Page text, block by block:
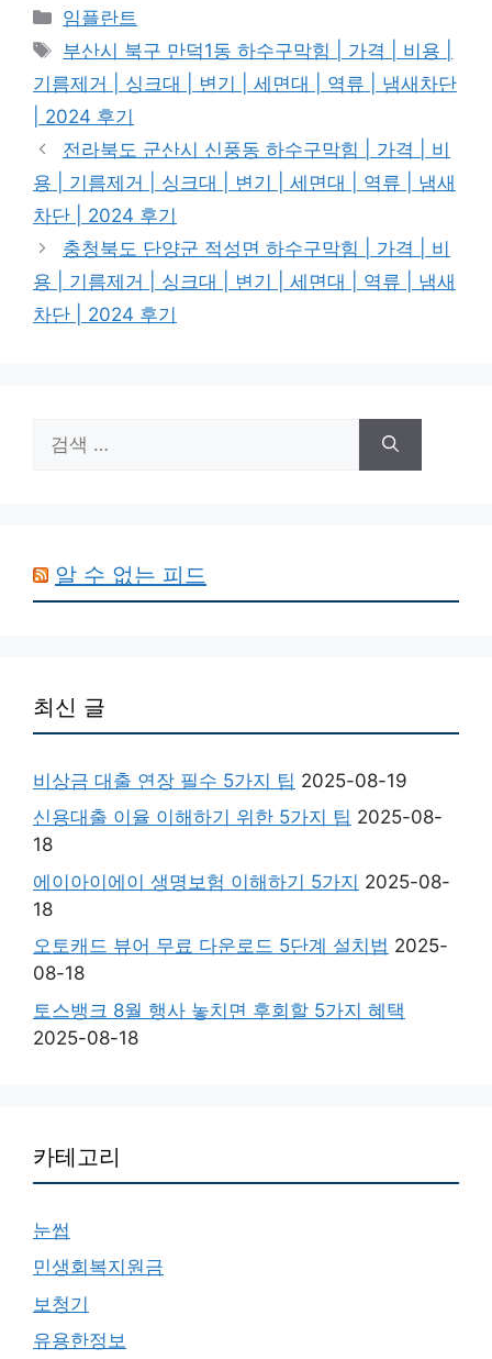
카
테
고
리
임플란트
태
그
부산시 북구 만덕1동 하수구막힘 | 가격 | 비용 |
기름제거 | 싱크대 | 변기 | 세면대 | 역류 | 냄새차단
| 2024 후기
전라북도 군산시 신풍동 하수구막힘 | 가격 | 비
용 | 기름제거 | 싱크대 | 변기 | 세면대 | 역류 | 냄새
차단 | 2024 후기
충청북도 단양군 적성면 하수구막힘 | 가격 | 비
용 | 기름제거 | 싱크대 | 변기 | 세면대 | 역류 | 냄새
차단 | 2024 후기
색:
알 수 없는 피드
최신 글
비상금 대출 연장 필수 5가지 팁 2025-08-19
신용대출 이율 이해하기 위한 5가지 팁 2025-08-
18
에이아이에이 생명보험 이해하기 5가지 2025-08-
18
오토캐드 뷰어 무료 다운로드 5단계 설치법 2025-
08-18
토스뱅크 8월 행사 놓치면 후회할 5가지 혜택
2025-08-18
카테고리
눈썹
민생회복지원금
보청기
유용한정보